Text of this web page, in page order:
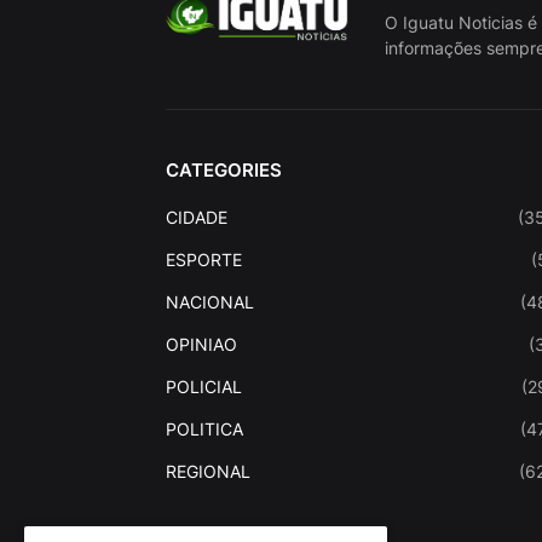
O Iguatu Noticias
informações
CATEGORIES
CIDADE
ESPORTE
NACIONAL
OPINIAO
POLICIAL
POLITICA
REGIONAL